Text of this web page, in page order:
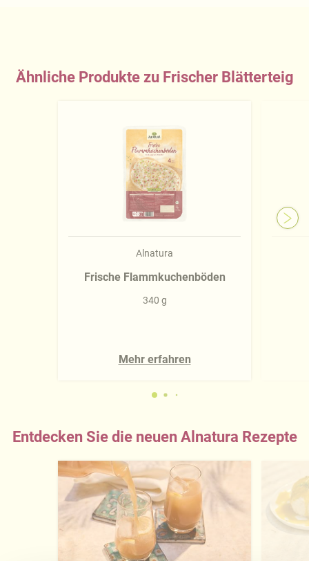
Ähnliche Produkte zu Frischer Blätterteig
Alnatura
Frische Flammkuchenböden
340 g
Mehr erfahren
Entdecken Sie die neuen Alnatura Rezepte